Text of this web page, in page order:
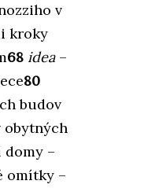
v
kroky
68 idea–
80
budov
obytných
–
omítky –